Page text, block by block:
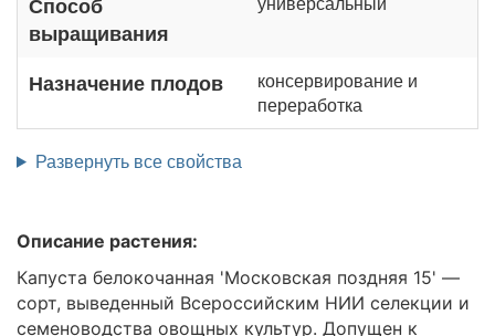
выращивания
Назначение плодов
консервирование и
переработка
Развернуть все свойства
Описание растения:
Капуста белокочанная 'Московская поздняя 15' —
сорт, выведенный Всероссийским НИИ селекции и
семеноводства овощных культур. Допущен к